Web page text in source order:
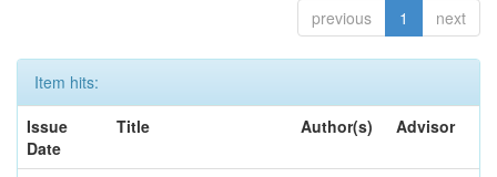
previous 1 next
Item hits:
Issue
Date
Title Author(s) Advisor